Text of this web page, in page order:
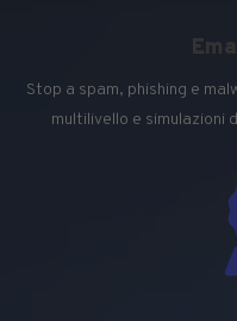
Stop a spam, phishing e
multilivello e simulazioni